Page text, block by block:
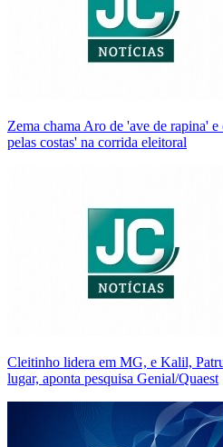
Zema chama Aro de 'ave de rapina'
pelas costas' na corrida eleitoral
Cleitinho lidera em MG, e Kalil,
lugar, aponta pesquisa Genial/Quaest